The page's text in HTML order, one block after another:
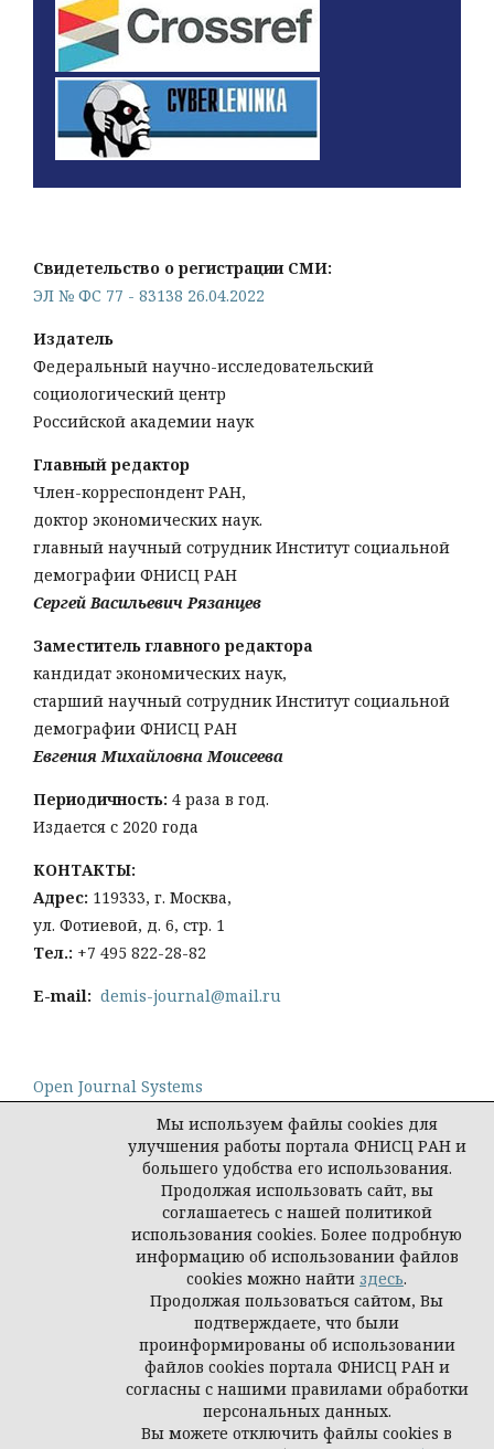
Свидетельство о регистрации СМИ:
ЭЛ № ФС 77 - 83138 26.04.2022
Издатель
Федеральный научно-исследовательский
социологический центр
Российской академии наук
Главный редактор
Член-корреспондент РАН,
доктор экономических наук.
главный научный сотрудник Институт социальной
демографии ФНИСЦ РАН
Сергей Васильевич Рязанцев
Заместитель главного редактора
кандидат экономических наук,
старший научный сотрудник Институт социальной
демографии ФНИСЦ РАН
Евгения Михайловна Моисеева
Периодичность: 4 раза в год.
Издается с 2020 года
КОНТАКТЫ:
Адрес: 119333, г. Москва,
ул. Фотиевой, д. 6, стр. 1
Тел.: +7 495 822-28-82
E-mail: demis-journal@mail.ru
Open Journal Systems
Политика конфиденциальности персональных
© Демис. Демографические исследования, 2026
Мы используем файлы cookies для
улучшения работы портала ФНИСЦ РАН и
большего удобства его использования.
Продолжая использовать сайт, вы
соглашаетесь с нашей политикой
использования cookies. Более подробную
информацию об использовании файлов
cookies можно найти здесь.
Продолжая пользоваться сайтом, Вы
подтверждаете, что были
проинформированы об использовании
файлов cookies портала ФНИСЦ РАН и
согласны с нашими правилами обработки
персональных данных.
Вы можете отключить файлы cookies в